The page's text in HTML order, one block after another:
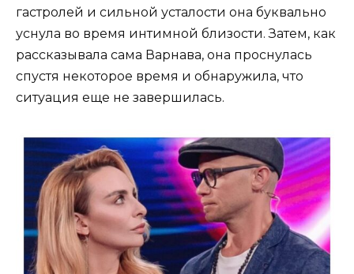
гастролей и сильной усталости она буквально
уснула во время интимной близости. Затем, как
рассказывала сама Варнава, она проснулась
спустя некоторое время и обнаружила, что
ситуация еще не завершилась.